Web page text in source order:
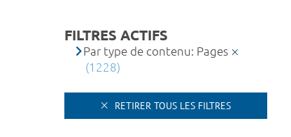
FILTRES ACTIFS
Par type de contenu: Pages
(1228)
RETIRER TOUS LES FILTRES